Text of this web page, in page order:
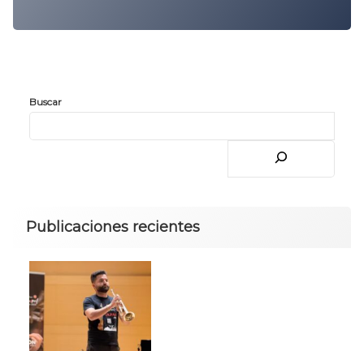
Buscar
Publicaciones recientes